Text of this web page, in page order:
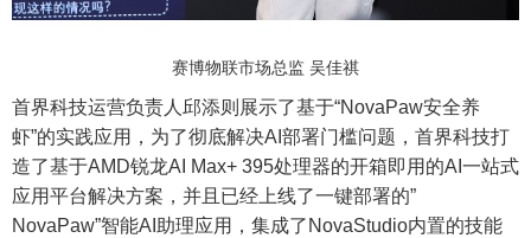
赛博物联市场总监 吴佳祺
首界科技运营负责人邱添则展示了基于“NovaPaw安全养
虾”的实践应用，为了彻底解决AI部署门槛问题，首界科技打
造了基于AMD锐龙AI Max+ 395处理器的开箱即用的AI一站式
应用平台解决方案，并且已经上线了一键部署的”
NovaPaw”智能AI助理应用，集成了NovaStudio内置的技能